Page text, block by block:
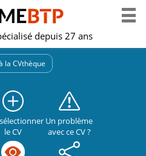
depuis 27 ans
la CVthèque
le CV
Un problème
avec ce CV ?